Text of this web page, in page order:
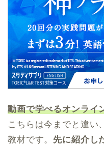
動画で学べるオンライ
こちらは今までと違い
教材です。 先に紹介し